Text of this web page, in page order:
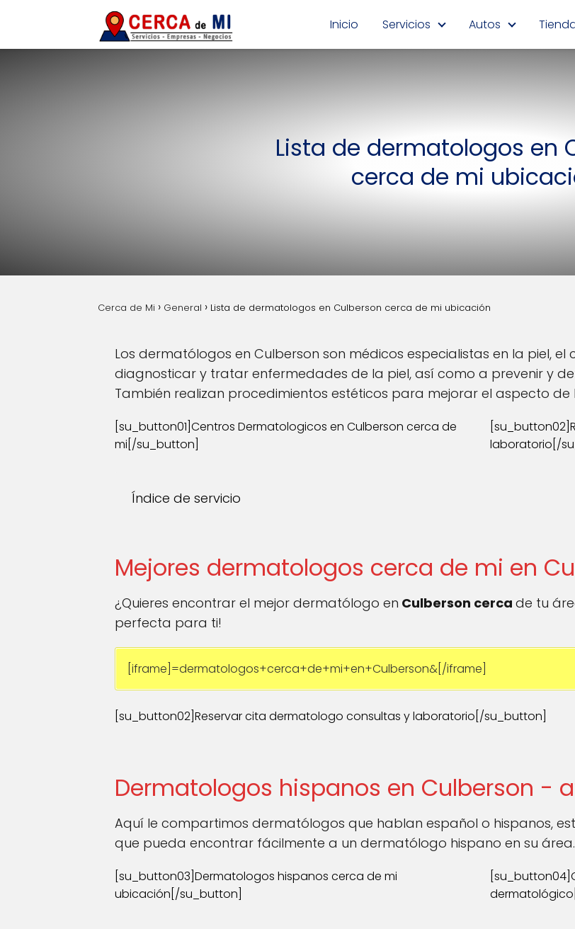
Inicio Servicios Autos
Lista de dermatologos en
cerca de mi
Cerca de Mi General Lista de dermatologos en Culberson cerca de mi ubicación
Los dermatólogos en Culberson son médicos especialistas en la piel, el
diagnosticar y tratar enfermedades de la piel, así como a prevenir y
También realizan procedimientos estéticos para mejorar el aspecto de
[su_button01]Centros Dermatologicos en Culberson cerca de
mi[/su_button]
laboratorio[/
Índice de servicio
Mejores dermatologos cerca de mi en
¿Quieres encontrar el mejor dermatólogo en Culberson cerca de tu
perfecta para ti!
[iframe]=dermatologos+cerca+de+mi+en+Culberson&[/iframe]
[su_button02]Reservar cita dermatologo consultas y laboratorio[/su_button]
Dermatologos hispanos en Culberson -
Aquí le compartimos dermatólogos que hablan español o hispanos,
que pueda encontrar fácilmente a un dermatólogo hispano en su área.
[su_button03]Dermatologos hispanos cerca de mi
ubicación[/su_button]